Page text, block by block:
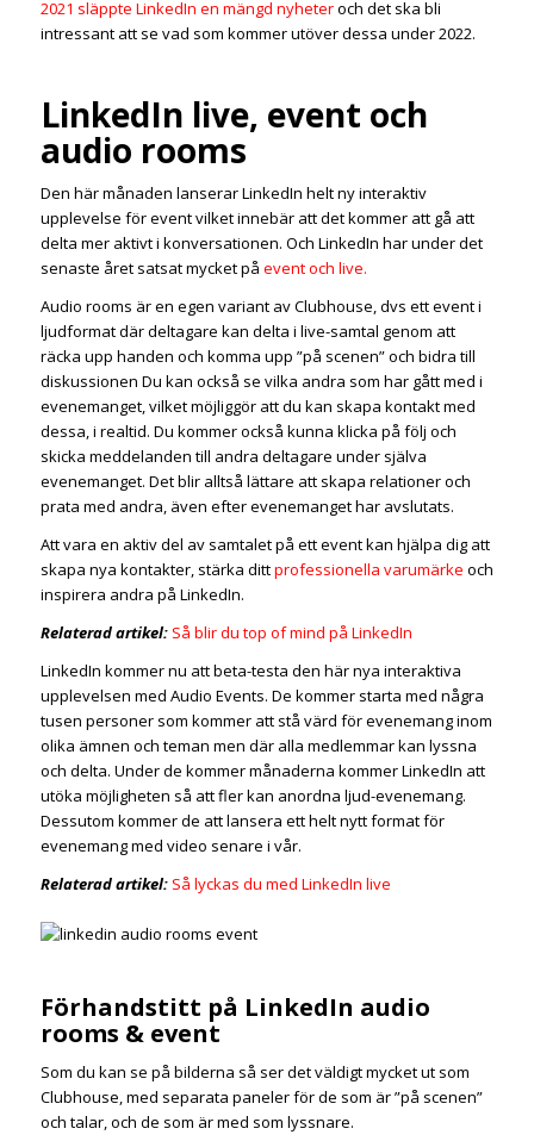
2021 släppte LinkedIn en mängd nyheteroch det ska bli
intressant att se vad som kommer utöver dessa under 2022.
LinkedIn live, event och
audio rooms
Den här månaden lanserar LinkedIn helt ny interaktiv
upplevelse för event vilket innebär att det kommer att gå att
delta mer aktivt i konversationen. Och LinkedIn har under det
senaste året satsat mycket på event och live.
Audio rooms är en egen variant av Clubhouse, dvs ett event i
ljudformat där deltagare kan delta i live-samtal genom att
räcka upp handen och komma upp ”på scenen” och bidra till
diskussionen Du kan också se vilka andra som har gått med i
evenemanget, vilket möjliggör att du kan skapa kontakt med
dessa, i realtid. Du kommer också kunna klicka på följ och
skicka meddelanden till andra deltagare under själva
evenemanget. Det blir alltså lättare att skapa relationer och
prata med andra, även efter evenemanget har avslutats.
Att vara en aktiv del av samtalet på ett event kan hjälpa dig att
skapa nya kontakter, stärka dittprofessionella varumärke och
inspirera andra på LinkedIn.
Relaterad artikel: Så blir du top of mind på LinkedIn
LinkedIn kommer nu att beta-testa den här nya interaktiva
upplevelsen med Audio Events. De kommer starta med några
tusen personer som kommer att stå värd för evenemang inom
olika ämnen och teman men där alla medlemmar kan lyssna
och delta. Under de kommer månaderna kommer LinkedIn att
utöka möjligheten så att fler kan anordna ljud-evenemang.
Dessutom kommer de att lansera ett helt nytt format för
evenemang med video senare i vår.
Relaterad artikel: Så lyckas du med LinkedIn live
Förhandstitt på LinkedIn audio
rooms & event
Som du kan se på bilderna så ser det väldigt mycket ut som
Clubhouse, med separata paneler för de som är ”på scenen”
och talar, och de som är med som lyssnare.